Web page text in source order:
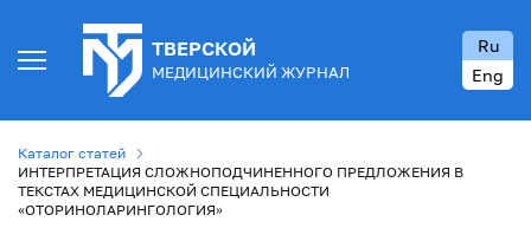
ТВЕРСКОЙ
МЕДИЦИНСКИЙ ЖУРНАЛ
Ru
Eng
Каталог статей
ИНТЕРПРЕТАЦИЯ СЛОЖНОПОДЧИНЕННОГО ПРЕДЛОЖЕНИЯ В
ТЕКСТАХ МЕДИЦИНСКОЙ СПЕЦИАЛЬНОСТИ
«ОТОРИНОЛАРИНГОЛОГИЯ»